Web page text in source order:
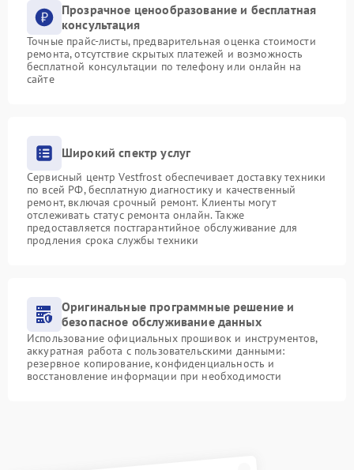
Прозрачное ценообразование и бесплатная
консультация
Точные прайс-листы, предварительная оценка стоимости
ремонта, отсутствие скрытых платежей и возможность
бесплатной консультации по телефону или онлайн на
сайте
Широкий спектр услуг
Сервисный центр Vestfrost обеспечивает доставку техники
по всей РФ, бесплатную диагностику и качественный
ремонт, включая срочный ремонт. Клиенты могут
отслеживать статус ремонта онлайн. Также
предоставляется постгарантийное обслуживание для
продления срока службы техники
Оригинальные программные решение и
безопасное обслуживание данных
Использование официальных прошивок и инструментов,
аккуратная работа с пользовательскими данными:
резервное копирование, конфиденциальность и
восстановление информации при необходимости